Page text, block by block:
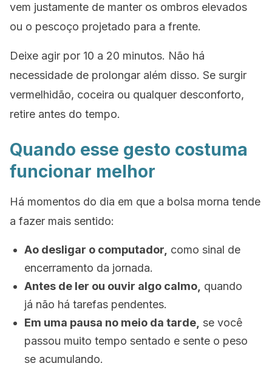
vem justamente de manter os ombros elevados
ou o pescoço projetado para a frente.
Deixe agir por 10 a 20 minutos. Não há
necessidade de prolongar além disso. Se surgir
vermelhidão, coceira ou qualquer desconforto,
retire antes do tempo.
Quando esse gesto costuma
funcionar melhor
Há momentos do dia em que a bolsa morna tende
a fazer mais sentido:
Ao desligar o computador, como sinal de
encerramento da jornada.
Antes de ler ou ouvir algo calmo, quando
já não há tarefas pendentes.
Em uma pausa no meio da tarde, se você
passou muito tempo sentado e sente o peso
se acumulando.